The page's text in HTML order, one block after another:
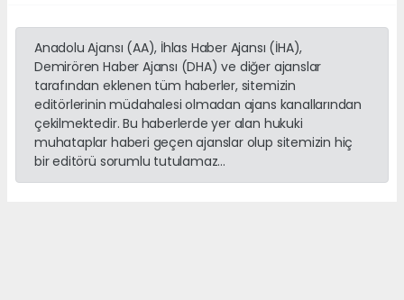
Anadolu Ajansı (AA), İhlas Haber Ajansı (İHA),
Demirören Haber Ajansı (DHA) ve diğer ajanslar
tarafından eklenen tüm haberler, sitemizin
editörlerinin müdahalesi olmadan ajans kanallarından
çekilmektedir. Bu haberlerde yer alan hukuki
muhataplar haberi geçen ajanslar olup sitemizin hiç
bir editörü sorumlu tutulamaz...